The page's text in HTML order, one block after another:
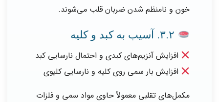
خون و نامنظم شدن ضربان قلب می‌شوند.
۳.۲. آسیب به کبد و کلیه
افزایش آنزیم‌های کبدی و احتمال نارسایی کبد
افزایش بار سمی روی کلیه و نارسایی کلیوی
مکمل‌های تقلبی معمولاً حاوی مواد سمی و فلزات